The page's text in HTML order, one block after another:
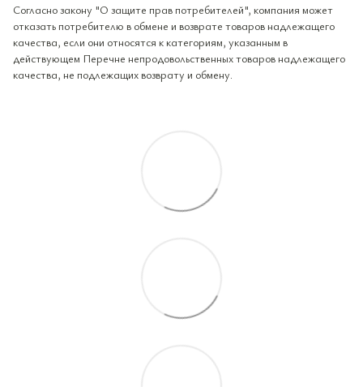
Согласно закону "О защите прав потребителей", компания может
отказать потребителю в обмене и возврате товаров надлежащего
качества, если они относятся к категориям, указанным в
действующем Перечне непродовольственных товаров надлежащего
качества, не подлежащих возврату и обмену.